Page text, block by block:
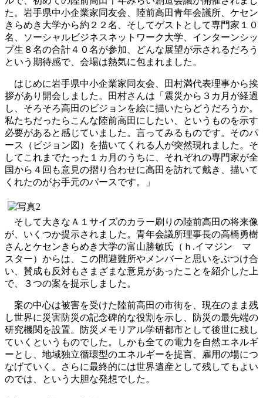
た。岩手県中小企業家同友会、陸前高田青年会議所、ケセン
きらめき大学から約２２名、そしてゲストとして専門家１０
名、ソーシャルビジネスネットワーク大学、インターンシッ
プ生８名の合計４０名が参加、どんな展望が示されるだろう
という期待感で、会場は熱気に包まれました。
はじめに岩手県中小企業家同友会、田村満代表理事から挨
拶があり開会しました。田村さんは「震災から３カ月が経過
し、そろそろ高田のビジョンを絵に描いたらどうだろうか。
私たちだったらこんな陸前高田にしたい、というものを示す
必要があると感じていました。言ってみるものです。そのパ
ース（ビジョン図）を描いてくれる人が突然現れました。そ
してこれまでたった１カ月のうちに、それぞれの専門家が全
国から４回も意見の摺り合わせに高田を訪れて戴き、描いて
くれたのがお手元のパースです。」
そして大きなＡ１サイズのカラー刷りの陸前高田の将来像
が、いくつか提示されました。青年会議所理事長の高橋勇樹
さんとケセンきらめき大学の富山勝敏氏（ｈ.イマジン マ
スター）からは、この間避難所やメンバーと思いをぶつけ合
い、賛成も反対もさまざまな意見があったことを紹介した上
で、３つの案を提示しました。
案の中心は被害を受けた陸前高田の市街を、現在のまま残
し世界に災害防災の記念碑的な役割を示し、防災の最先端の
研究機関を設置。防災メモリアル学研都市として後世に残し
ていくというものでした。しかも全ての電力を自然エネルギ
ーとし、地域独立循環型のエネルギーを提言、雇用の場につ
なげていく。さらに最終的には世界遺産として残してもよい
のでは、という大胆な発想でした。